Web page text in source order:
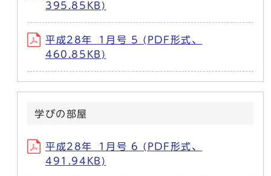
395.85KB)
平成28年_1月号 5 (PDF形式、
460.85KB)
学びの部屋
平成28年_1月号 6 (PDF形式、
491.94KB)